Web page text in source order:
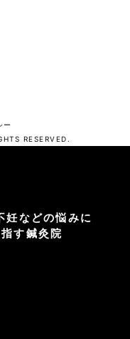
ー
RESERVED.
妊などの悩みに
す鍼灸院